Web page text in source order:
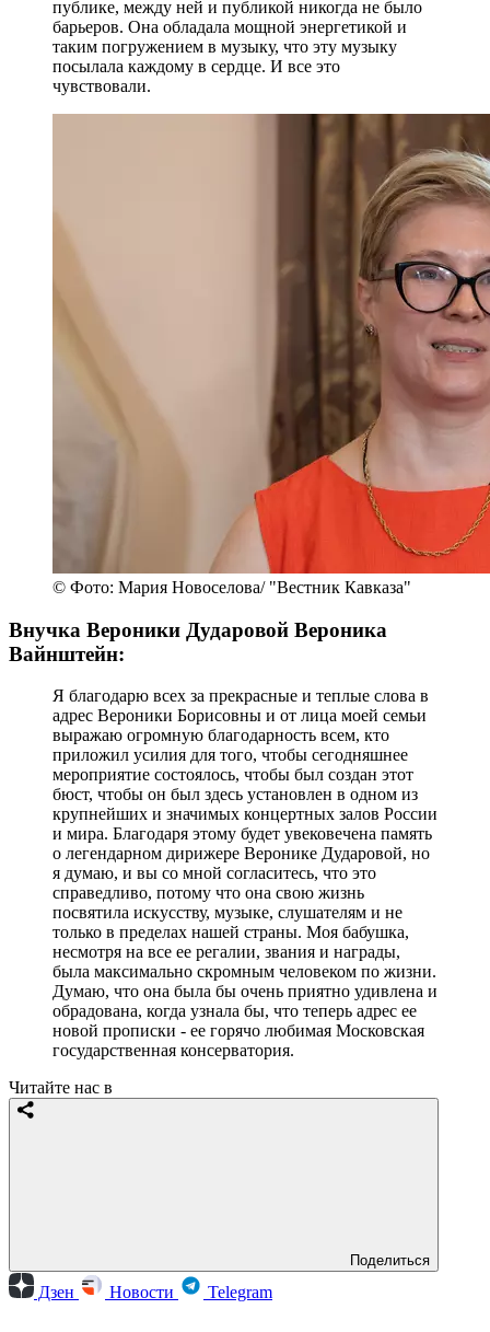
публике, между ней и публикой никогда не было
барьеров. Она обладала мощной энергетикой и
таким погружением в музыку, что эту музыку
посылала каждому в сердце. И все это
чувствовали.
© Фото: Мария Новоселова/ "Вестник Кавказа"
Внучка Вероники Дударовой Вероника
Вайнштейн:
Я благодарю всех за прекрасные и теплые слова в
адрес Вероники Борисовны и от лица моей семьи
выражаю огромную благодарность всем, кто
приложил усилия для того, чтобы сегодняшнее
мероприятие состоялось, чтобы был создан этот
бюст, чтобы он был здесь установлен в одном из
крупнейших и значимых концертных залов России
и мира. Благодаря этому будет увековечена память
о легендарном дирижере Веронике Дударовой, но
я думаю, и вы со мной согласитесь, что это
справедливо, потому что она свою жизнь
посвятила искусству, музыке, слушателям и не
только в пределах нашей страны. Моя бабушка,
несмотря на все ее регалии, звания и награды,
была максимально скромным человеком по жизни.
Думаю, что она была бы очень приятно удивлена и
обрадована, когда узнала бы, что теперь адрес ее
новой прописки - ее горячо любимая Московская
государственная консерватория.
Читайте нас в
Поделиться
Дзен Новости Telegram